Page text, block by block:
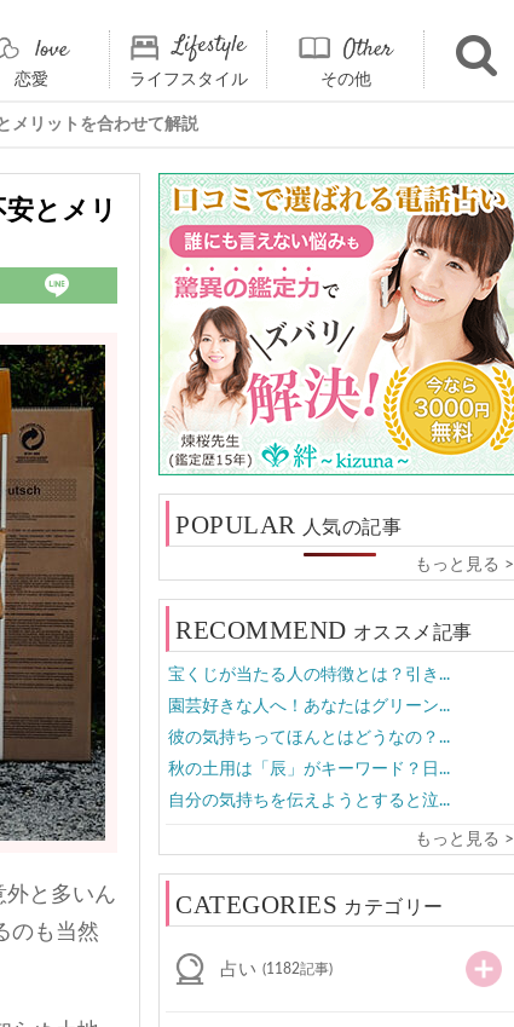
恋愛 ライフスタイル その他
メリットを合わせて解説
とメリ
と多いん
のも当然
POPULAR 人気の記事
もっと見る >
RECOMMEND オススメ記事
宝くじが当たる人の特徴とは？引き...
園芸好きな人へ！あなたはグリーン...
彼の気持ちってほんとはどうなの？...
秋の土用は「辰」がキーワード？日...
自分の気持ちを伝えようとすると泣...
もっと見る >
CATEGORIES カテゴリー
占い (1182記事)